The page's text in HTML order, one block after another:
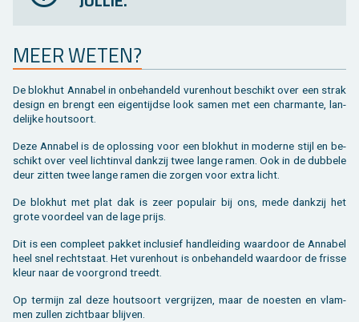
MEER WETEN?
De blok­hut An­na­bel in on­be­han­deld vu­ren­hout be­schikt over een strak
de­sign en brengt een ei­gen­tijd­se look samen met een char­man­te, lan­
de­lij­ke hout­soort.
Deze An­na­bel is de op­los­sing voor een blok­hut in mo­der­ne stijl en be­
schikt over veel licht­in­val dank­zij twee lange ramen. Ook in de dub­be­le
deur zit­ten twee lange ramen die zor­gen voor extra licht.
De blok­hut met plat dak is zeer po­pu­lair bij ons, mede dank­zij het
grote voor­deel van de lage prijs.
Dit is een com­pleet pak­ket in­clu­sief hand­lei­ding waar­door de An­na­bel
heel snel recht­staat. Het vu­ren­hout is on­be­han­deld waar­door de fris­se
kleur naar de voor­grond treedt.
Op ter­mijn zal deze hout­soort ver­grij­zen, maar de noes­ten en vlam­
men zul­len zicht­baar blij­ven.